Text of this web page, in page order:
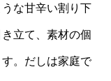
な甘辛い割り下
立て、素材の個
。だしは家庭で